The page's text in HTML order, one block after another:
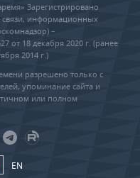
Зарегистрировано
связи, информационных
–
от 18 декабря 2020 г. (ранее
2014 г.)
разрешено только с
упоминание сайта и
или полном
EN